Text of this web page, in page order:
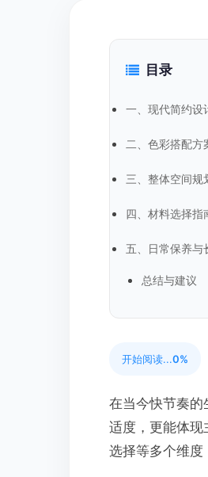
目录
一、现代简约设
二、色彩搭配方
三、整体空间规
四、材料选择指
五、日常保养与
总结与建议
开始阅读...0%
在当今快节奏的
适度，更能体现
选择等多个维度